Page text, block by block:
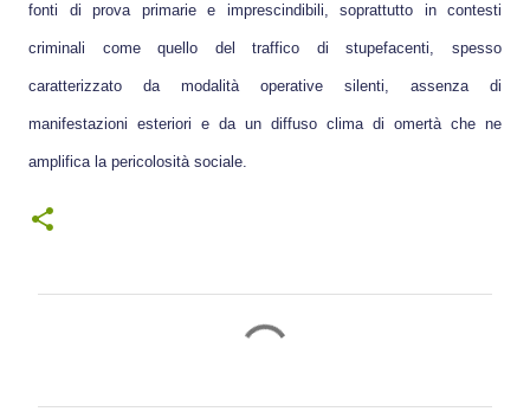
fonti di prova primarie e imprescindibili, soprattutto in contesti
criminali come quello del traffico di stupefacenti, spesso
caratterizzato da modalità operative silenti, assenza di
manifestazioni esteriori e da un diffuso clima di omertà che ne
amplifica la pericolosità sociale.